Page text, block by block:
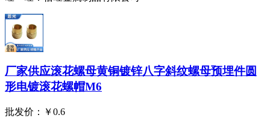
厂家供应滚花螺母黄铜镀锌八字斜纹螺母预埋件圆
形电镀滚花螺帽M6
批发价： ￥0.6